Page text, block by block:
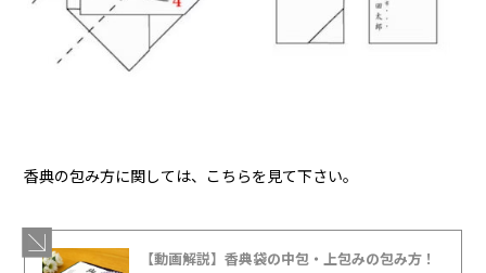
香典の包み方に関しては、こちらを見て下さい。
【動画解説】香典袋の中包・上包みの包み方！